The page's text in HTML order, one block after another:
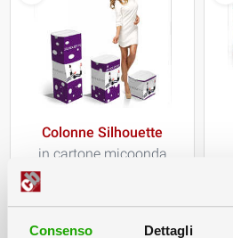
Consenso Dettagli
Colonne Silhouette
in cartone micoonda
disponibile in 3 altezze